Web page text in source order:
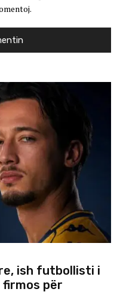
ish futbollisti i
firmos për